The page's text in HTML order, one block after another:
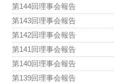
第144回理事会報告
第143回理事会報告
第142回理事会報告
第141回理事会報告
第140回理事会報告
第139回理事会報告